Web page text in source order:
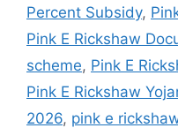
Percent Subsidy,
Pink E Rickshaw
scheme, Pink E
Pink E Rickshaw
2026, pink e